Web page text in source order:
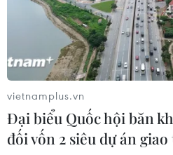
Italy nâng báo động đỏ trên
27 thành phố do nắng nóng
05/08/2026 06:31
Động đất mạnh làm rung
miền Nam Philippines
05/08/2026 05:29
vietnamplus.vn
Đại biểu Quốc hội băn
đối vốn 2 siêu dự án